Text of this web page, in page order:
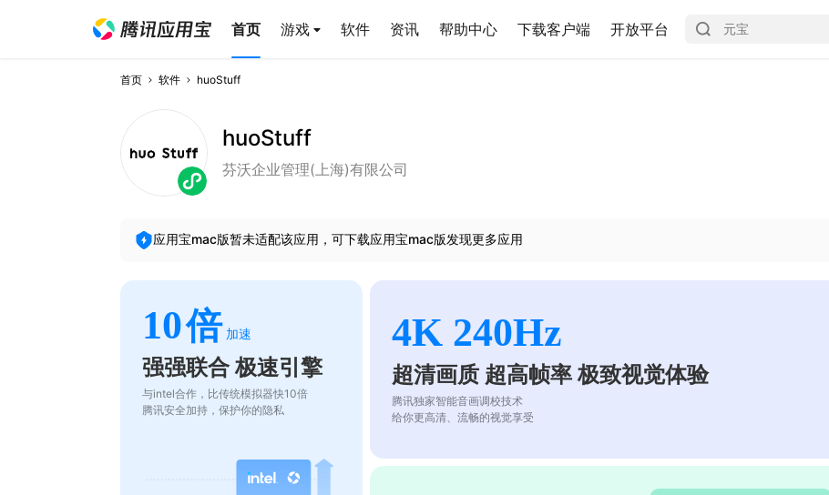
首页 游戏 软件 资讯 帮助中心 下载客户端 开放平台
首页 软件 huoStuff
huoStuff
芬沃企业管理(上海)有限公司
应用宝mac版暂未适配该应用，可下载应用宝mac版发现更多应用
10倍 加速
强强联合 极速引擎
与intel合作，比传统模拟器快10倍
腾讯安全加持，保护你的隐私
4K 240Hz
超清画质 超高帧率 极致视觉体验
腾讯独家智能音画调校技术
给你更高清、流畅的视觉享受